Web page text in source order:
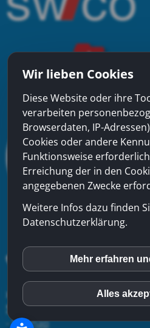
xinfra gmbh - Badstrasse 50 -
544 22 22-Kontakt-
-Sitemap
Wir lieben Cookies
Diese Website oder ihre
verarbeiten
Browserdaten, IP-
Cookies oder andere
Funktionsweise
Erreichung der in den
angegebenen Zwecke
Weitere Infos dazu finden
Datenschutzerklärung.
inCMS
Matomo (Piwik)
Mehr erfahren
Alles